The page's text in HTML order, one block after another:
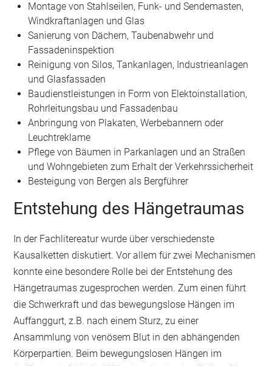
Montage von Stahlseilen, Funk- und Sendemasten,
Windkraftanlagen und Glas
Sanierung von Dächern, Taubenabwehr und
Fassadeninspektion
Reinigung von Silos, Tankanlagen, Industrieanlagen
und Glasfassaden
Baudienstleistungen in Form von Elektoinstallation,
Rohrleitungsbau und Fassadenbau
Anbringung von Plakaten, Werbebannern oder
Leuchtreklame
Pflege von Bäumen in Parkanlagen und an Straßen
und Wohngebieten zum Erhalt der Verkehrssicherheit
Besteigung von Bergen als Bergführer
Entstehung des Hängetraumas
In der Fachlitereatur wurde über verschiedenste
Kausalketten diskutiert. Vor allem für zwei Mechanismen
konnte eine besondere Rolle bei der Entstehung des
Hängetraumas zugesprochen werden. Zum einen führt
die Schwerkraft und das bewegungslose Hängen im
Auffanggurt, z.B. nach einem Sturz, zu einer
Ansammlung von venösem Blut in den abhängenden
Körperpartien. Beim bewegungslosen Hängen im